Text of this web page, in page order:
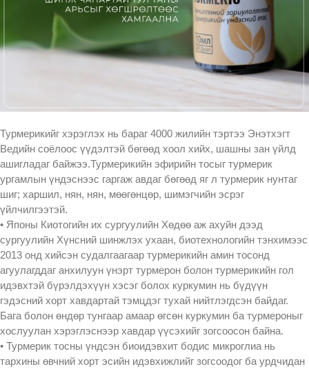
Турмерикийг хэрэглэх нь бараг 4000 жилийн тэртээ Энэтхэгт
Ведийн соёлоос үүдэлтэй бөгөөд хоол хийх, шашны зан үйлд
ашигладаг байжээ.Турмерикийн эфирийн тосыг турмерик
ургамлын үндэснээс гаргаж авдаг бөгөөд яг л турмерик нунтаг
шиг; харшил, нян, нян, мөөгөнцөр, шимэгчийн эсрэг
үйлчилгээтэй.
• Японы Киотогийн их сургуулийн Хөдөө аж ахуйн дээд
сургуулийн Хүнсний шинжлэх ухаан, биотехнологийн тэнхимээс
2013 онд хийсэн судалгаагаар турмерикийн амин тосонд
агуулагддаг анхилуун үнэрт турмерон болон турмерикийн гол
идэвхтэй бүрэлдэхүүн хэсэг болох куркумин нь бүдүүн
гэдэсний хорт хавдартай тэмцдэг тухай нийтлэгдсэн байдаг.
Бага болон өндөр тунгаар амаар өгсөн куркумин ба турмероныг
хослуулан хэрэглэснээр хавдар үүсэхийг зогсоосон байна.
• Турмерик тосны үндсэн биоидэвхит бодис микроглиа нь
тархины өвчний хорт эсийн идэвхижлийг зогсоодог ба урдчидан